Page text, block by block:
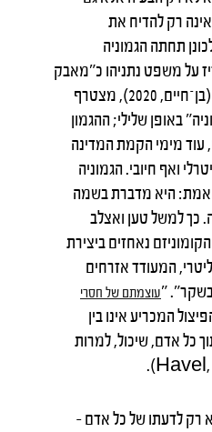
רק להדיח את
תחתה הגמוניה
על משפט נתניהו כ"מאבק
הגמוני שתכליתו אי־צדק" (בן־חיים, 2020), מצטרף
באופן שלילי; ההגמון
עוד מימי הקמת המדינה
ואף חיובי. הגמוניה
היא מדברת בשמה
למשל טען ואצלב
נאחזים ביצירת
המעודד אזרחים
"עוצמתם של חסרי
המכריע אינו בין
כל אדם, שיכול, למרות
רק לדעתו של כל אדם –